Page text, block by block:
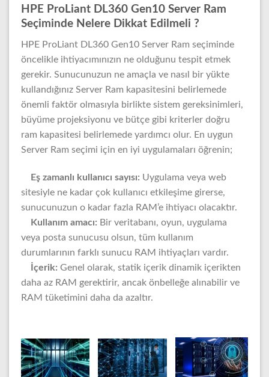
HPE ProLiant DL360 Gen10 Server Ram
Seçiminde Nelere Dikkat Edilmeli ?
HPE ProLiant DL360 Gen10 Server Ram seçiminde
öncelikle ihtiyacımınızın ne olduğunu tespit etmek
gerekir. Sunucunuzun ne amaçla ve nasıl bir yükte
kullandığınız Server Ram kapasitesini belirlemede
önemli faktör olmasıyla birlikte sistem gereksinimleri,
büyüme projeksiyonu ve bütçe gibi kriterler doğru
ram kapasitesi belirlemede yardımcı olur. En uygun
Server Ram seçimi için en iyi uygulamaları öğrenin;
Eş zamanlı kullanıcı sayısı: Uygulama veya web
sitesiyle ne kadar çok kullanıcı etkileşime girerse,
sunucunuzun o kadar fazla RAM’e ihtiyacı olacaktır.
Kullanım amacı: Bir veritabanı, oyun, uygulama
veya posta sunucusu olsun, tüm kullanım
durumlarının farklı sunucu RAM ihtiyaçları vardır.
İçerik: Genel olarak, statik içerik dinamik içerikten
daha az RAM gerektirir, ancak önbelleğe alınabilir ve
RAM tüketimini daha da azaltır.